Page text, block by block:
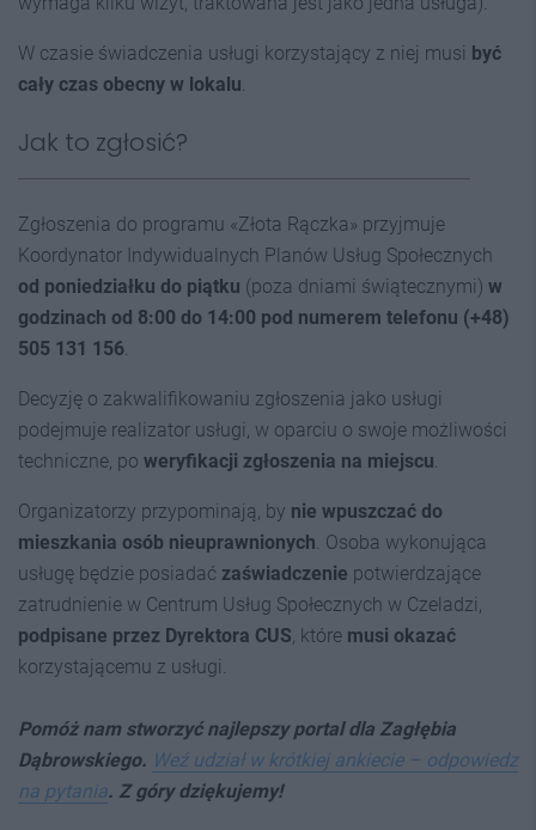
W czasie świadczenia usługi korzystający z niej musi być
cały czas obecny w lokalu
Jak to zgłosić?
Zgłoszenia do programu «Złota Rączka» przyjmuje
Koordynator Indywidualnych Planów Usług Społecznych
od poniedziałku do piątku (poza dniami świątecznymi) w
godzinach od 8:00 do 14:00 pod numerem telefonu (+48)
505 131 156
Decyzję o zakwalifikowaniu zgłoszenia jako usługi
podejmuje realizator usługi, w oparciu o swoje możliwości
techniczne, po weryfikacji zgłoszenia na miejscu
Organizatorzy przypominają, by nie wpuszczać do
mieszkania osób nieuprawnionych . Osoba wykonująca
usługę będzie posiadać zaświadczenie potwierdzające
zatrudnienie w Centrum Usług Społecznych w Czeladzi,
podpisane przez Dyrektora CUS , które musi okazać
korzystającemu z usługi.
Pomóż nam stworzyć najlepszy portal dla Zagłębia
Dąbrowskiego. Weź udział w krótkiej ankiecie – odpowiedz
na pytania. Z góry dziękujemy!